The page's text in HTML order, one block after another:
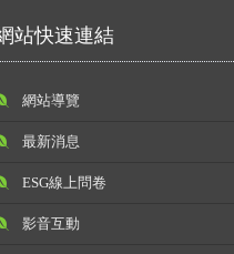
站快速連結
網站導覽
最新消息
ESG線上問卷
影音互動